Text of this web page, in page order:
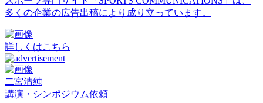
多くの企業の広告出稿により成り立っています。
詳しくはこちら
二宮清純
講演・シンポジウム依頼